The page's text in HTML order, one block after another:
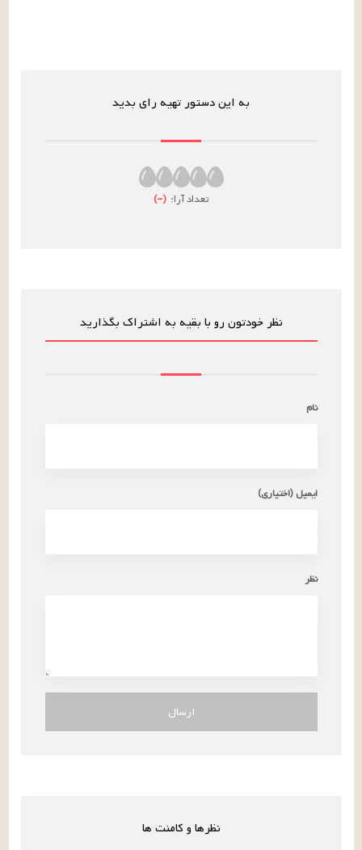
به این دستور تهیه رای بدید
تعداد آرا: (
–
)
نظر خودتون رو با بقیه به اشتراک بگذارید
نام
ایمیل (اختیاری)
نظر
ارسال
نظرها و کامنت ها